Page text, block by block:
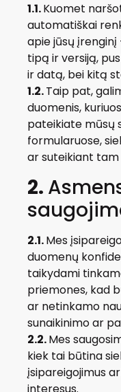
1.1.Kuomet
automatiškai
apie jūsų įrenginį
tipą ir versiją,
ir datą, bei kitą
1.2.Taip pat,
duomenis,
pateikiate mūsų
formularuose,
ar suteikiant
2.
2.1.Mes
duomenų
taikydami
priemones, kad
ar netinkamo
sunaikinimo ar
2.2.Mes
kiek tai būtina
įsipareigojimus
interesus.